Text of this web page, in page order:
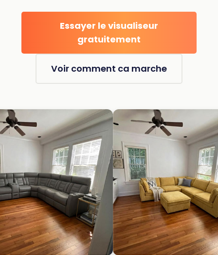
Essayer le visualiseur
gratuitement
Voir comment ca marche